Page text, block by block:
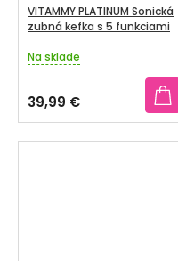
VITAMMY PLATINUM Sonická
zubná kefka s 5 funkciami
Priemerné
produktu
je
4,2
z
Na sklade
39,99 €